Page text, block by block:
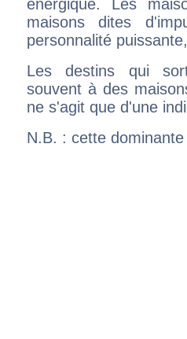
énergique. Les
maisons dites
personnalité
Les destins qui
souvent à des
ne s'agit que d'une
N.B. : cette